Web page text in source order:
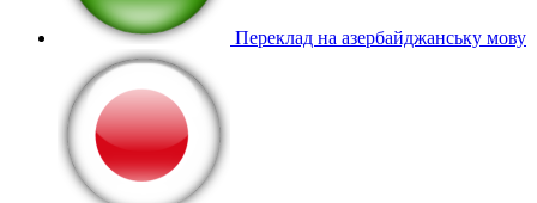
Переклад на азербайджанську мову